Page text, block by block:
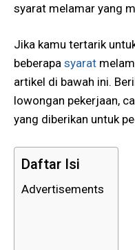
syarat melamar yang
Jika kamu tertarik
beberapa syarat
artikel di bawah ini.
lowongan pekerjaan,
yang diberikan untuk
Daftar Isi
Advertisements